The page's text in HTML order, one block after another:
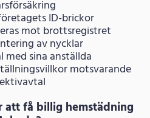
ID-brickor
mot brottsregistret
av nycklar
med sina anställda
motsvarande
att få billig hemstädning